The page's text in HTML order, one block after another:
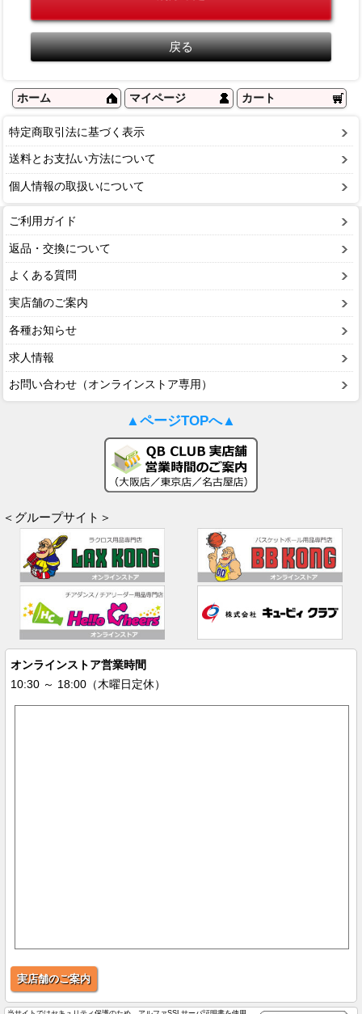
ホーム マイページ カート
特定商取引法に基づく表示
送料とお支払い方法について
個人情報の取扱いについて
ご利用ガイド
返品・交換について
よくある質問
実店舗のご案内
各種お知らせ
求人情報
お問い合わせ（オンラインストア専用）
▲ページTOPへ▲
＜グループサイト＞
オンラインストア営業時間
10:30 ～ 18:00（木曜日定休）
実店舗のご案内